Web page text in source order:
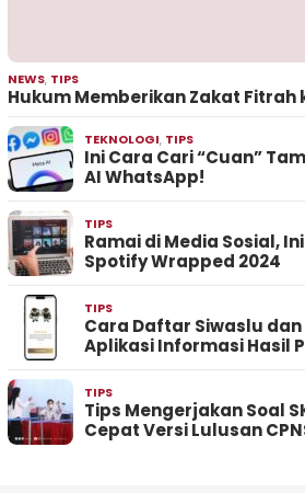
NEWS, TIPS
Hukum Memberikan Zakat Fitrah
TEKNOLOGI, TIPS
Ini Cara Cari “Cuan”
AI WhatsApp!
TIPS
Ramai di Media Sosial,
Spotify Wrapped 2024
TIPS
Cara Daftar Siwaslu
Aplikasi Informasi Hasil
TIPS
Tips Mengerjakan Soal
Cepat Versi Lulusan